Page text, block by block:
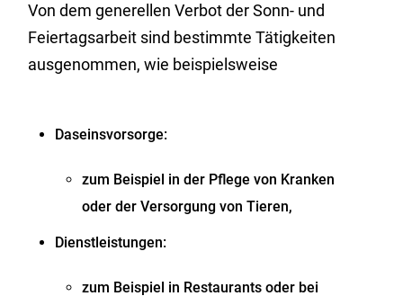
Von dem generellen Verbot der Sonn- und
Feiertagsarbeit sind bestimmte Tätigkeiten
ausgenommen, wie beispielsweise
Daseinsvorsorge:
zum Beispiel in der Pflege von Kranken
oder der Versorgung von Tieren,
Dienstleistungen:
zum Beispiel in Restaurants oder bei